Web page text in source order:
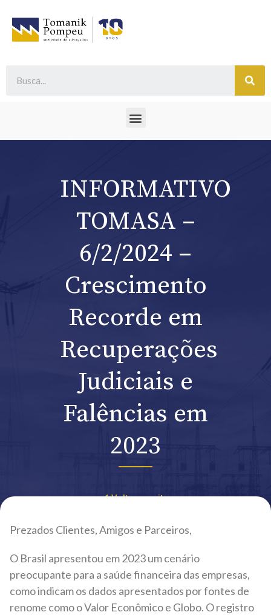
INFORMATIVO
TOMASA –
6/2/2024 –
Crescimento
Recorde em
Recuperações
Judiciais e
Falências em
2023
Voltar ao site
Prezados Clientes, Amigos e Parceiros,
O Brasil apresentou em 2023 um cenário
preocupante para a saúde financeira das empresas,
como indicam os dados apresentados por fontes de
renome como o Valor Econômico e Globo. O registro